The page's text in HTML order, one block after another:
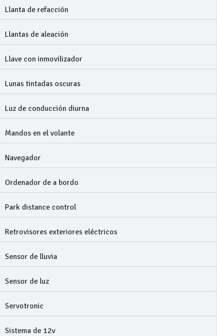
Llanta de refacción
Llantas de aleación
Llave con inmovilizador
Lunas tintadas oscuras
Luz de conducción diurna
Mandos en el volante
Navegador
Ordenador de a bordo
Park distance control
Retrovisores exteriores eléctricos
Sensor de lluvia
Sensor de luz
Servotronic
Sistema de 12v